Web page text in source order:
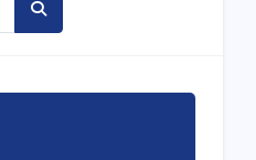
강좌 찾기